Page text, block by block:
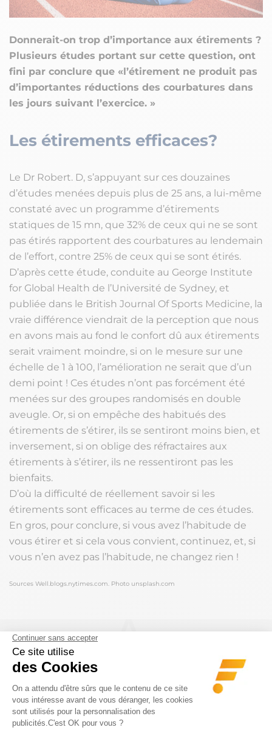
Donnerait-on trop d’importance aux étirements ?
Plusieurs études portant sur cette question, ont
fini par conclure que «l’étirement ne produit pas
d’importantes réductions des courbatures dans
les jours suivant l’exercice. »
Les étirements efficaces?
Le Dr Robert. D, s’appuyant sur ces douzaines
d’études menées depuis plus de 25 ans, a lui-même
constaté avec un programme d’étirements
statiques de 15 mn, que 32% de ceux qui ne se sont
pas étirés rapportent des courbatures au lendemain
de l’effort, contre 25% de ceux qui se sont étirés.
D’après cette étude, conduite au George Institute
for Global Health de l’Université de Sydney, et
publiée dans le British Journal Of Sports Medicine, la
vraie différence viendrait de la perception que nous
en avons mais au fond le confort dû aux étirements
serait vraiment moindre, si on le mesure sur une
échelle de 1 à 100, l’amélioration ne serait que d’un
demi point ! Ces études n’ont pas forcément été
menées sur des groupes randomisés en double
aveugle. Or, si on empêche des habitués des
étirements de s’étirer, ils se sentiront moins bien, et
inversement, si on oblige des réfractaires aux
étirements à s’étirer, ils ne ressentiront pas les
bienfaits.
D’où la difficulté de réellement savoir si les
étirements sont efficaces au terme de ces études.
En gros, pour conclure, si vous avez l’habitude de
vous étirer et si cela vous convient, continuez, et, si
vous n’en avez pas l’habitude, ne changez rien !
Sources Well.blogs.nytimes.com. Photo unsplash.com
Noter l'article
AUCUN VOTE